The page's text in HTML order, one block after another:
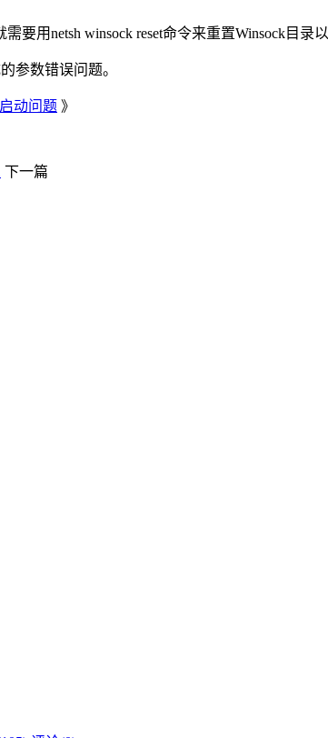
用netsh winsock reset命令来重置Winsock目录
参数错误问题。
动问题 》
下一篇